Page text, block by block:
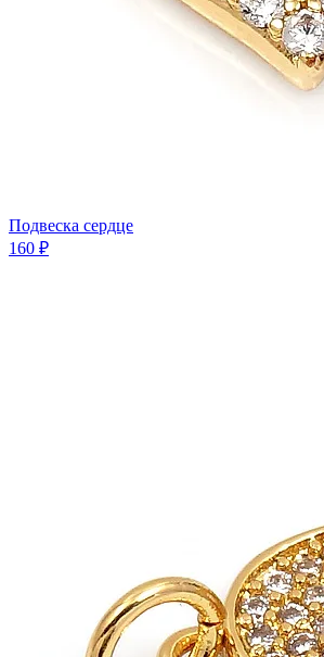
Подвеска сердце
160 ₽